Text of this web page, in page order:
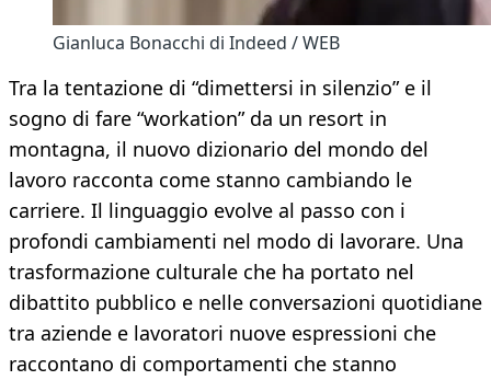
Gianluca Bonacchi di Indeed / WEB
Tra la tentazione di “dimettersi in silenzio” e il
sogno di fare “workation” da un resort in
montagna, il nuovo dizionario del mondo del
lavoro racconta come stanno cambiando le
carriere. Il linguaggio evolve al passo con i
profondi cambiamenti nel modo di lavorare. Una
trasformazione culturale che ha portato nel
dibattito pubblico e nelle conversazioni quotidiane
tra aziende e lavoratori nuove espressioni che
raccontano di comportamenti che stanno